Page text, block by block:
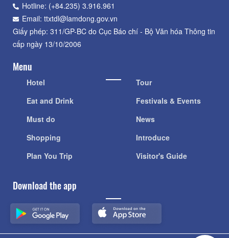
Hotline: (+84.235) 3.916.961
Email: ttxtdl@lamdong.gov.vn
Giấy phép: 311/GP-BC do Cục Báo chí - Bộ Văn hóa Thông tin
cấp ngày 13/10/2006
Menu
Hotel
Eat and Drink
Must do
Shopping
Plan You Trip
Tour
Festivals & Events
News
Introduce
Visitor's Guide
Download the app